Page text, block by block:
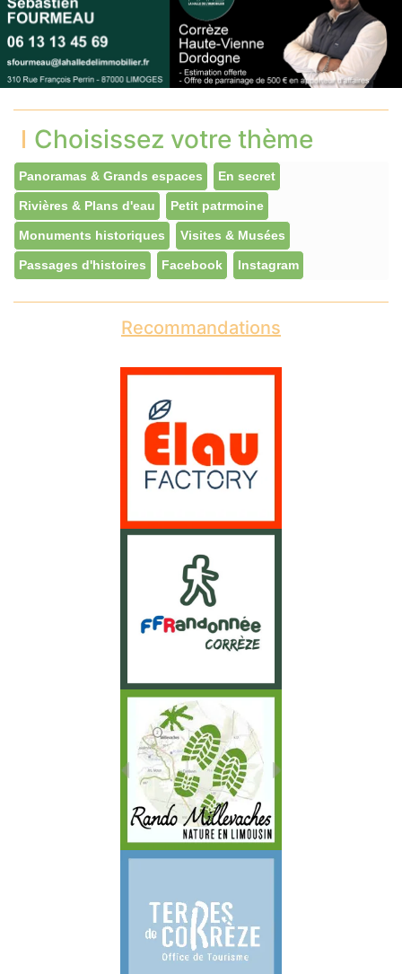
Choisissez votre thème
Panoramas & Grands espaces En secret
Rivières & Plans d'eau Petit patrmoine
Monuments historiques Visites & Musées
Passages d'histoires Facebook Instagram
Recommandations